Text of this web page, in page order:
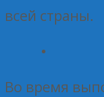
всей страны.
Во время